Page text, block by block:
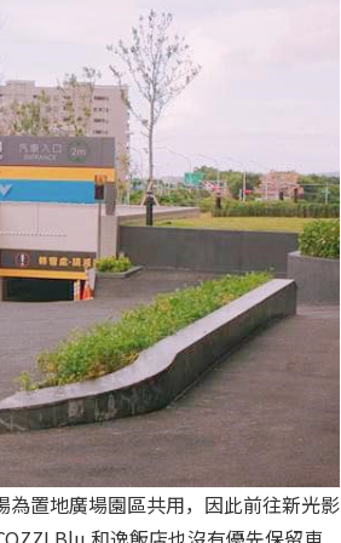
置地廣場園區共用，因此前往新光影